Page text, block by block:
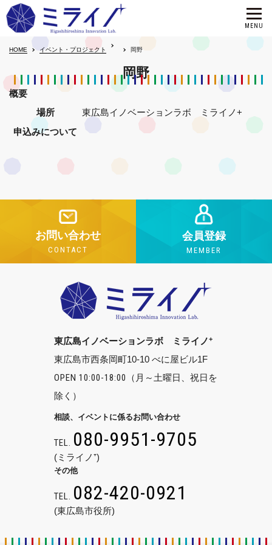
HOME イベント・プロジェクト 岡野
岡野
概要
場所
東広島イノベーションラボ ミライノ+
申込みについて
お問い合わせ
CONTACT
会員登録
MEMBER
東広島イノベーションラボ ミライノ+
東広島市西条岡町10-10 べに屋ビル1F
OPEN 10:00-18:00
（月～土曜日、祝日を
除く）
相談、イベントに係るお問い合わせ
TEL. 080-9951-9705
(ミライノ⁺)
その他
TEL. 082-420-0921
(東広島市役所)